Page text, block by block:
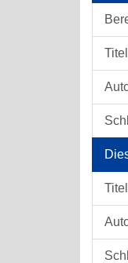
Titel
Titel